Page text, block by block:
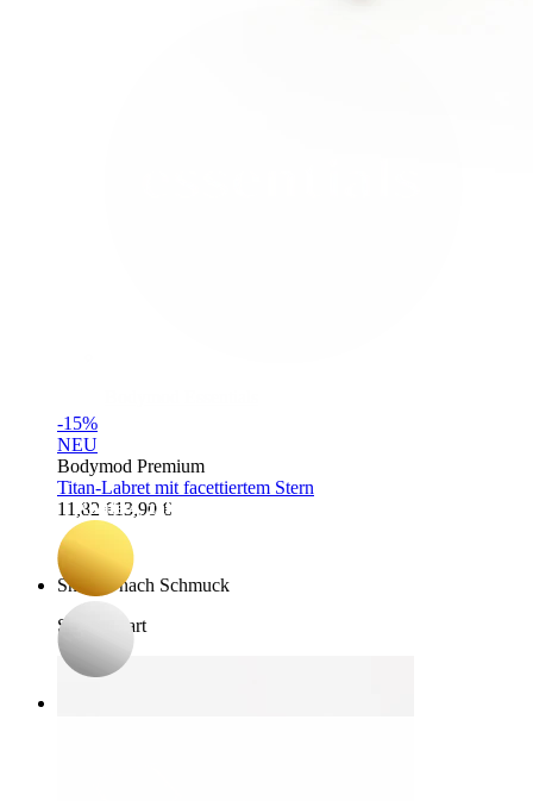
Kaufe 4, zahle für 3
Shoppe nach Schmuck
Schmuckart
-15%
NEU
Bodymod Premium
Titan-Labret mit facettiertem Stern
11,82 €13,90 €